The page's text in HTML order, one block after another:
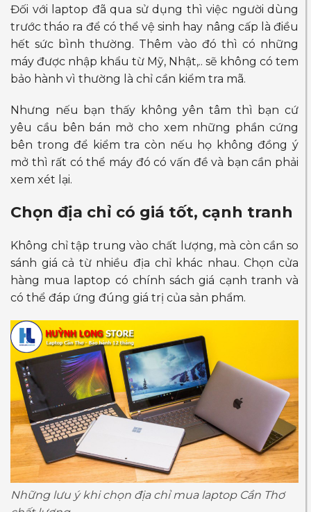
Đối với laptop đã qua sử dụng thì việc người dùng
trước tháo ra để có thể vệ sinh hay nâng cấp là điều
hết sức bình thường. Thêm vào đó thì có những
máy được nhập khẩu từ Mỹ, Nhật,.. sẽ không có tem
bảo hành vì thường là chỉ cần kiểm tra mã.
Nhưng nếu bạn thấy không yên tâm thì bạn cứ
yêu cầu bên bán mở cho xem những phần cứng
bên trong để kiểm tra còn nếu họ không đồng ý
mở thì rất có thể máy đó có vấn đề và bạn cần phải
xem xét lại.
Chọn địa chỉ có giá tốt, cạnh tranh
Không chỉ tập trung vào chất lượng, mà còn cần so
sánh giá cả từ nhiều địa chỉ khác nhau. Chọn cửa
hàng mua laptop có chính sách giá cạnh tranh và
có thể đáp ứng đúng giá trị của sản phẩm.
Những lưu ý khi chọn địa chỉ mua laptop Cần Thơ